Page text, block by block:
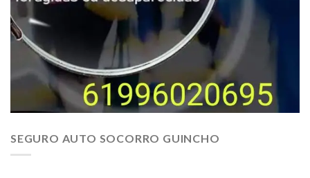
SEGURO AUTO SOCORRO GUINCHO